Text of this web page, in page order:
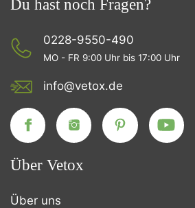
Du hast noch Fragen?
0228-9550-490
MO - FR 9:00 Uhr bis 17:00 Uhr
info@vetox.de
Über Vetox
Über uns